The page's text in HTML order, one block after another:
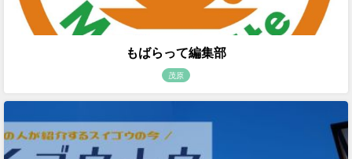
もばらって編集部
茂原